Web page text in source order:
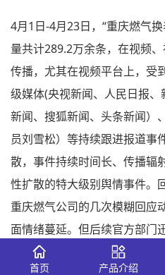
4月1日-4月23日，“重庆燃气
量共计289.2万余条，在视频
传播，尤其在视频平台上，受
级媒体(央视新闻、人民日报
新闻、搜狐新闻、头条新闻）
员刘雪松）等持续跟进报道事
散，事件持续时间长、传播辐
性扩散的特大级别舆情事件。
重庆燃气公司的几次模糊回应
面情绪蔓延。但后续官方部门
切点，提振了公众信心。
首页 产品介绍